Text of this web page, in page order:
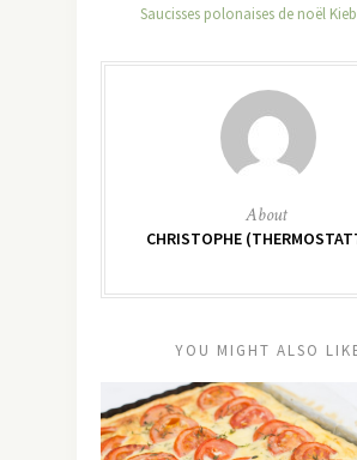
Saucisses polonaises de noël
About
CHRISTOPHE
YOU MIGHT ALSO